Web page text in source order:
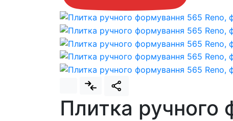
Плитка ручного